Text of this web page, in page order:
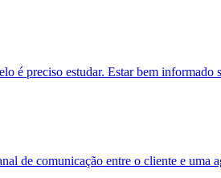
é preciso estudar. Estar bem informado
de comunicação entre o cliente e uma